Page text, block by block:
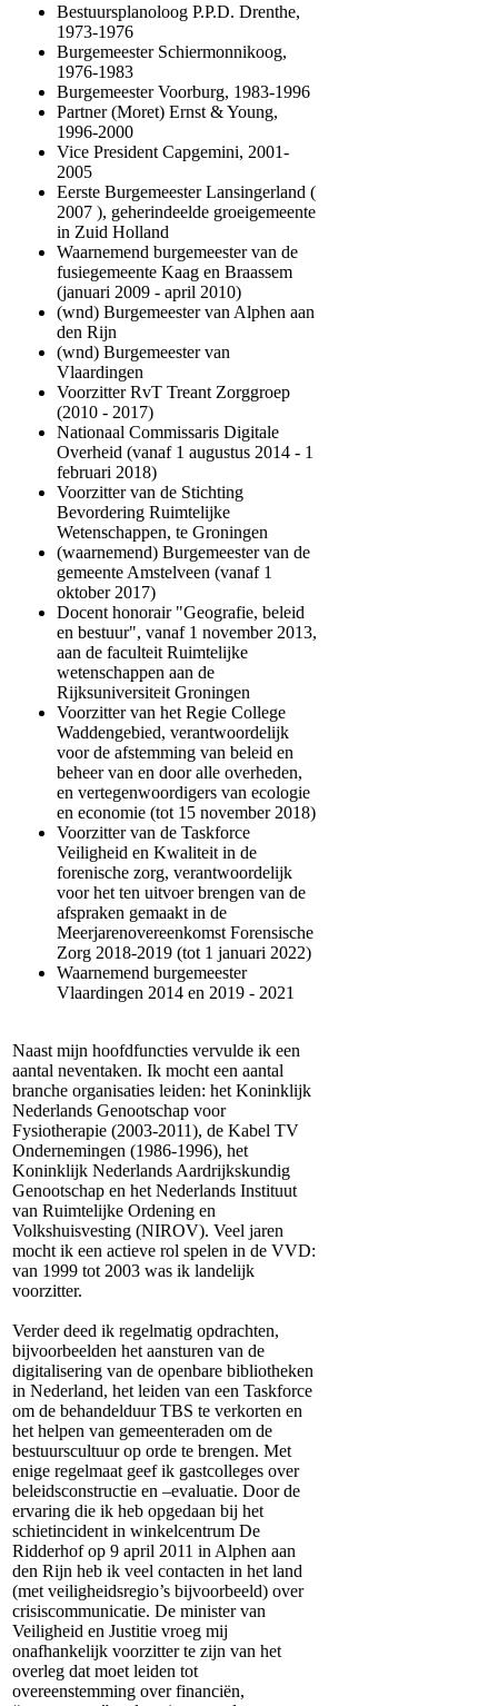
Bestuursplanoloog P.P.D. Drenthe,
1973-1976
Burgemeester Schiermonnikoog,
1976-1983
Burgemeester Voorburg, 1983-1996
Partner (Moret) Ernst & Young,
1996-2000
Vice President Capgemini, 2001-
2005
Eerste Burgemeester Lansingerland (
2007 ), geherindeelde groeigemeente
in Zuid Holland
Waarnemend burgemeester van de
fusiegemeente Kaag en Braassem
(januari 2009 - april 2010)
(wnd) Burgemeester van Alphen aan
den Rijn
(wnd) Burgemeester van
Vlaardingen
Voorzitter RvT Treant Zorggroep
(2010 - 2017)
Nationaal Commissaris Digitale
Overheid (vanaf 1 augustus 2014 - 1
februari 2018)
Voorzitter van de Stichting
Bevordering Ruimtelijke
Wetenschappen, te Groningen
(waarnemend) Burgemeester van de
gemeente Amstelveen (vanaf 1
oktober 2017)
Docent honorair "Geografie, beleid
en bestuur", vanaf 1 november 2013,
aan de faculteit Ruimtelijke
wetenschappen aan de
Rijksuniversiteit Groningen
Voorzitter van het Regie College
Waddengebied, verantwoordelijk
voor de afstemming van beleid en
beheer van en door alle overheden,
en vertegenwoordigers van ecologie
en economie (tot 15 november 2018)
Voorzitter van de Taskforce
Veiligheid en Kwaliteit in de
forenische zorg, verantwoordelijk
voor het ten uitvoer brengen van de
afspraken gemaakt in de
Meerjarenovereenkomst Forensische
Zorg 2018-2019 (tot 1 januari 2022)
Waarnemend burgemeester
Vlaardingen 2014 en 2019 - 2021
Naast mijn hoofdfuncties vervulde ik een
aantal neventaken. Ik mocht een aantal
branche organisaties leiden: het Koninklijk
Nederlands Genootschap voor
Fysiotherapie (2003-2011), de Kabel TV
Ondernemingen (1986-1996), het
Koninklijk Nederlands Aardrijkskundig
Genootschap en het Nederlands Instituut
van Ruimtelijke Ordening en
Volkshuisvesting (NIROV). Veel jaren
mocht ik een actieve rol spelen in de VVD:
van 1999 tot 2003 was ik landelijk
voorzitter.
Verder deed ik regelmatig opdrachten,
bijvoorbeelden het aansturen van de
digitalisering van de openbare bibliotheken
in Nederland, het leiden van een Taskforce
om de behandelduur TBS te verkorten en
het helpen van gemeenteraden om de
bestuurscultuur op orde te brengen. Met
enige regelmaat geef ik gastcolleges over
beleidsconstructie en –evaluatie. Door de
ervaring die ik heb opgedaan bij het
schietincident in winkelcentrum De
Ridderhof op 9 april 2011 in Alphen aan
den Rijn heb ik veel contacten in het land
(met veiligheidsregio’s bijvoorbeeld) over
crisiscommunicatie. De minister van
Veiligheid en Justitie vroeg mij
onafhankelijk voorzitter te zijn van het
overleg dat moet leiden tot
overeenstemming over financiën,